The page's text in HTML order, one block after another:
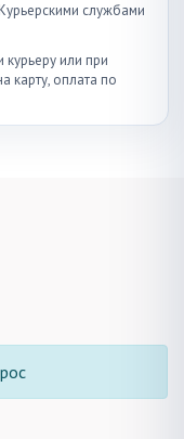
службами
или при
карту, оплата по